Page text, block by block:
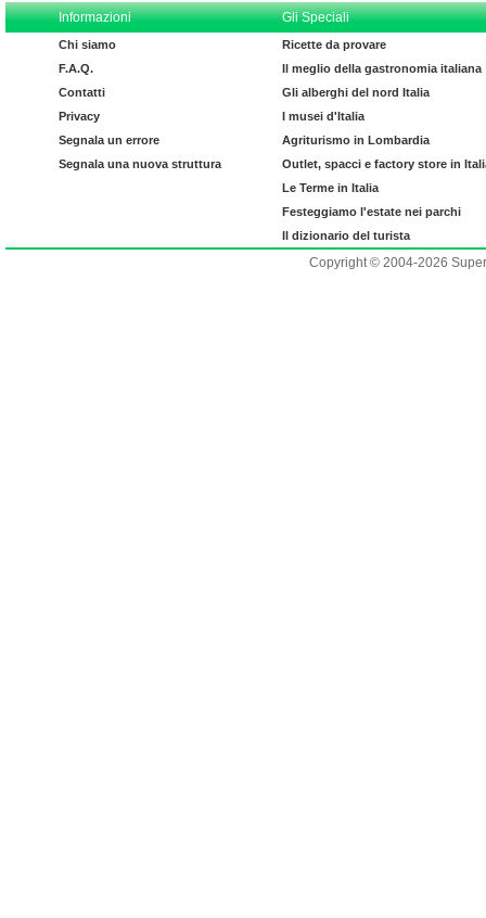
Informazioni Gli Speciali
Chi siamo
F.A.Q.
Contatti
Privacy
Segnala un errore
Segnala una nuova struttura
Ricette da provare
Il meglio della gastronomia italiana
Gli alberghi del nord Italia
I musei d'Italia
Agriturismo in Lombardia
Outlet, spacci e factory store in
Le Terme in Italia
Festeggiamo l'estate nei parchi
Il dizionario del turista
Copyright © 2004-2026